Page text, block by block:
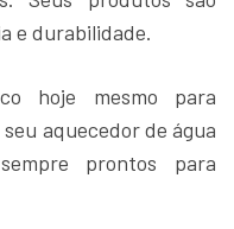
e durabilidade.
hoje mesmo para
aquecedor de água
prontos para